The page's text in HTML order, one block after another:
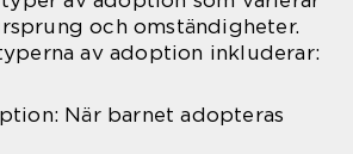
och omständigheter.
av adoption inkluderar:
När barnet adopteras